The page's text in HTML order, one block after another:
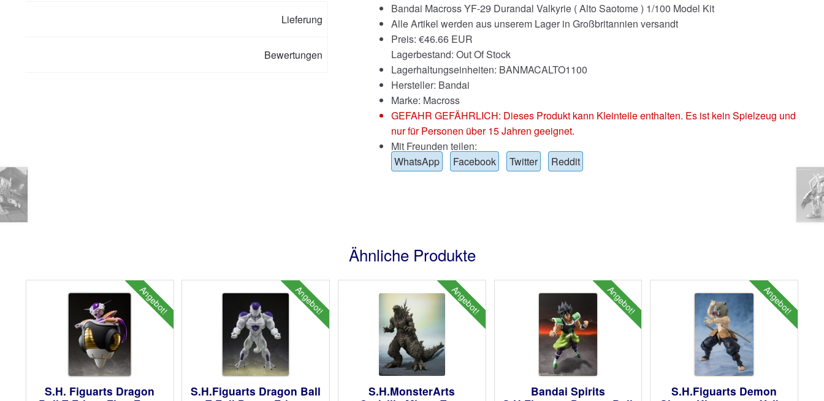
Lieferung
Bewertungen
Bandai Macross YF-29 Durandal Valkyrie ( Alto Saotome ) 1/100 Model Kit
Alle Artikel werden aus unserem Lager in Großbritannien versandt
Preis: €46.66 EUR
Lagerbestand: Out Of Stock
Lagerhaltungseinheiten: BANMACALTO1100
Hersteller: Bandai
Marke: Macross
GEFAHR GEFÄHRLICH: Dieses Produkt kann Kleinteile enthalten. Es ist kein Spielzeug und
nur für Personen über 15 Jahren geeignet.
Mit Freunden teilen:
WhatsApp
Facebook Twitter Reddit
Ähnliche Produkte
Angebot!
S.H. Figuarts Dragon
Angebot!
S.H.Figuarts Dragon Ball
Angebot!
S.H.MonsterArts
Angebot!
Bandai Spirits
Angebot!
S.H.Figuarts Demon